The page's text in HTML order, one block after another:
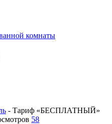
комнаты
- Тариф «БЕСПЛАТНЫЙ»
58